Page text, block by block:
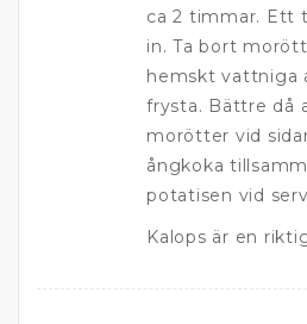
ca 2 timmar. Ett
in. Ta bort
hemskt vattniga
frysta. Bättre då
morötter vid
ångkoka
potatisen vid
Kalops är en